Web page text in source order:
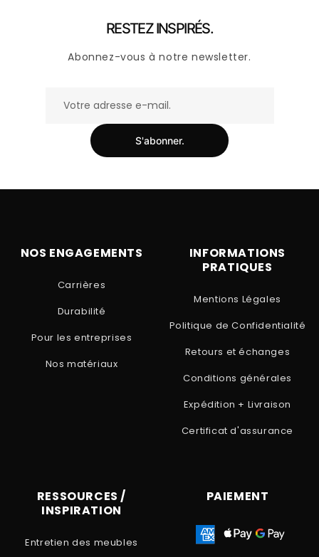
RESTEZ INSPIRÉS.
Abonnez-vous à notre newsletter.
S'abonner.
NOS ENGAGEMENTS
Carrières
Durabilité
Pour les entreprises
Nos matériaux
INFORMATIONS
PRATIQUES
Mentions Légales
Politique de Confidentialité
Retours et échanges
Conditions générales
Expédition + Livraison
Certificat d'assurance
RESSOURCES /
INSPIRATION
Entretien des meubles
PAIEMENT